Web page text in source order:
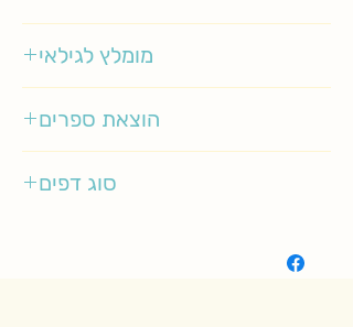
מומלץ לגילאי
הוצאת ספרים
סוג דפים